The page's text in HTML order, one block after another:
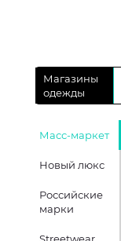
Магазины
одежды
Масс-маркет
Новый люкс
Российские
марки